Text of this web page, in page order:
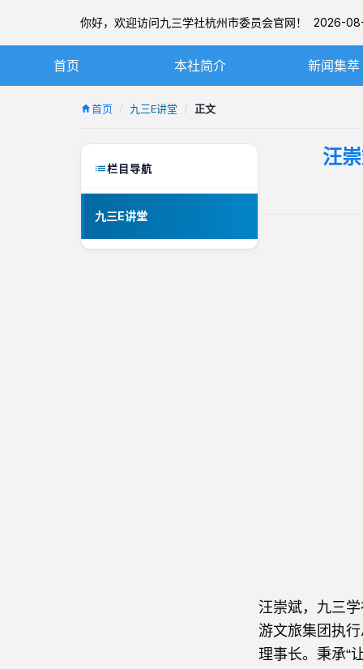
你好，欢迎访问九三学社杭州市委员会官网！ 2026-
首页 本社简介
九三学社简介
新闻集萃
图片新闻
首页 九三E讲堂 正文
栏目导航
九三E讲堂
汪
汪崇斌， 九三
游文旅集团执
理事长。秉承“